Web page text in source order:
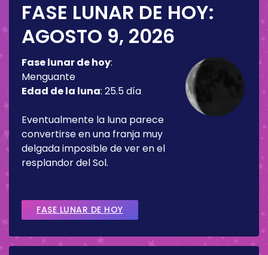
FASE LUNAR DE HOY:
AGOSTO 9, 2026
Fase lunar de hoy:
Menguante
Edad de la luna: 25.5 día
Eventualmente la luna parece
convertirse en una franja muy
delgada imposible de ver en el
resplandor del Sol.
FASE LUNAR DE HOY